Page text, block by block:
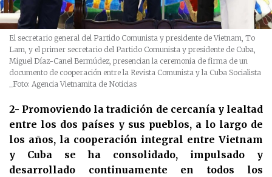
El secretario general del Partido Comunista y presidente de Vietnam, To
Lam, y el primer secretario del Partido Comunista y presidente de Cuba,
Miguel Díaz-Canel Bermúdez, presencian la ceremonia de firma de un
documento de cooperación entre la Revista Comunista y la Cuba Socialista
_Foto: Agencia Vietnamita de Noticias
2- Promoviendo la tradición de cercanía y lealtad
entre los dos países y sus pueblos, a lo largo de
los años, la cooperación integral entre Vietnam
y Cuba se ha consolidado, impulsado y
desarrollado continuamente en todos los